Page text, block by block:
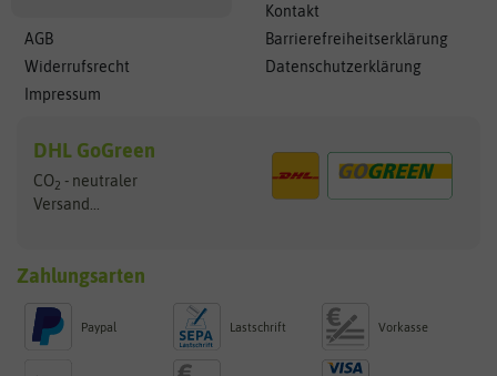
AGB
Widerrufsrecht
Impressum
Kontakt
Barrierefreiheitserklärung
Datenschutzerklärung
DHL GoGreen
CO2 - neutraler
Versand...
Zahlungsarten
Paypal Lastschrift Vorkasse